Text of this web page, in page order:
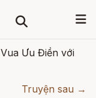
Vua Ưu Điền với
Truyện sau →